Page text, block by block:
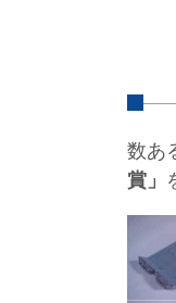
数あ
賞」